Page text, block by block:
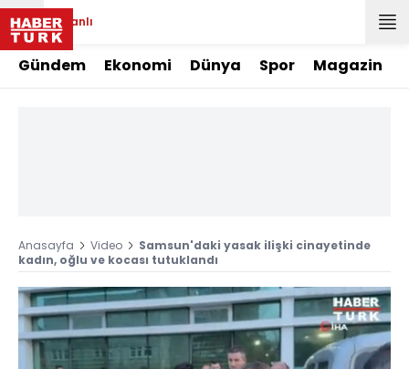
Canlı
Gündem Ekonomi Dünya Spor Magazin
Anasayfa Video
Samsun'daki yasak ilişki cinayetinde
kadın, oğlu ve kocası tutuklandı